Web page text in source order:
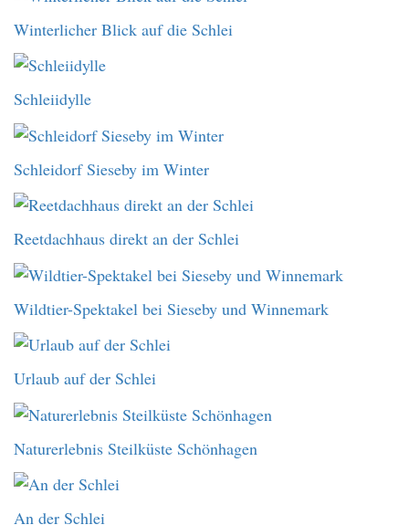
Winterlicher Blick auf die Schlei
Schleiidylle
Schleidorf Sieseby im Winter
Reetdachhaus direkt an der Schlei
Wildtier-Spektakel bei Sieseby und Winnemark
Urlaub auf der Schlei
Naturerlebnis Steilküste Schönhagen
An der Schlei